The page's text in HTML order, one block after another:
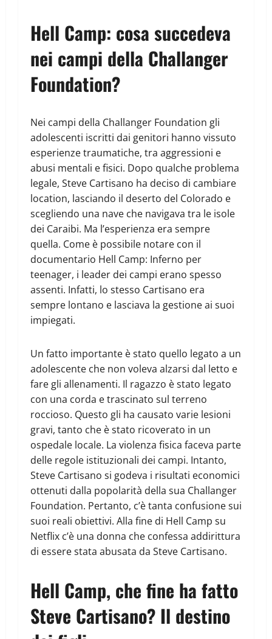
Hell Camp: cosa succedeva
nei campi della Challanger
Foundation?
Nei campi della Challanger Foundation gli
adolescenti iscritti dai genitori hanno vissuto
esperienze traumatiche, tra aggressioni e
abusi mentali e fisici. Dopo qualche problema
legale, Steve Cartisano ha deciso di cambiare
location, lasciando il deserto del Colorado e
scegliendo una nave che navigava tra le isole
dei Caraibi. Ma l’esperienza era sempre
quella. Come è possibile notare con il
documentario Hell Camp: Inferno per
teenager, i leader dei campi erano spesso
assenti. Infatti, lo stesso Cartisano era
sempre lontano e lasciava la gestione ai suoi
impiegati.
Un fatto importante è stato quello legato a un
adolescente che non voleva alzarsi dal letto e
fare gli allenamenti. Il ragazzo è stato legato
con una corda e trascinato sul terreno
roccioso. Questo gli ha causato varie lesioni
gravi, tanto che è stato ricoverato in un
ospedale locale. La violenza fisica faceva parte
delle regole istituzionali dei campi. Intanto,
Steve Cartisano si godeva i risultati economici
ottenuti dalla popolarità della sua Challanger
Foundation. Pertanto, c’è tanta confusione sui
suoi reali obiettivi. Alla fine di Hell Camp su
Netflix c’è una donna che confessa addirittura
di essere stata abusata da Steve Cartisano.
Hell Camp, che fine ha fatto
Steve Cartisano? Il destino